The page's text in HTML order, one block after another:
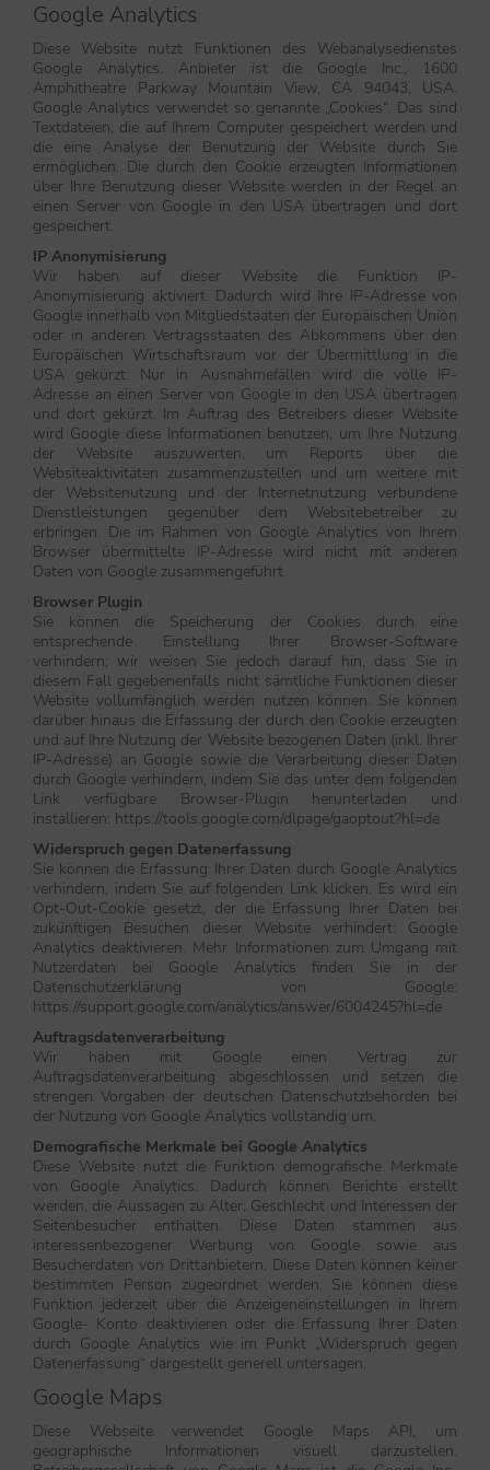
Google Analytics
Diese Website nutzt Funktionen des Webanalysedienstes
Google Analytics. Anbieter ist die Google Inc., 1600
Amphitheatre Parkway Mountain View, CA 94043, USA.
Google Analytics verwendet so genannte „Cookies“. Das sind
Textdateien, die auf Ihrem Computer gespeichert werden und
die eine Analyse der Benutzung der Website durch Sie
ermöglichen. Die durch den Cookie erzeugten Informationen
über Ihre Benutzung dieser Website werden in der Regel an
einen Server von Google in den USA übertragen und dort
gespeichert.
IP Anonymisierung
Wir haben auf dieser Website die Funktion IP-
Anonymisierung aktiviert. Dadurch wird Ihre IP-Adresse von
Google innerhalb von Mitgliedstaaten der Europäischen Union
oder in anderen Vertragsstaaten des Abkommens über den
Europäischen Wirtschaftsraum vor der Übermittlung in die
USA gekürzt. Nur in Ausnahmefällen wird die volle IP-
Adresse an einen Server von Google in den USA übertragen
und dort gekürzt. Im Auftrag des Betreibers dieser Website
wird Google diese Informationen benutzen, um Ihre Nutzung
der Website auszuwerten, um Reports über die
Websiteaktivitäten zusammenzustellen und um weitere mit
der Websitenutzung und der Internetnutzung verbundene
Dienstleistungen gegenüber dem Websitebetreiber zu
erbringen. Die im Rahmen von Google Analytics von Ihrem
Browser übermittelte IP-Adresse wird nicht mit anderen
Daten von Google zusammengeführt.
Browser Plugin
Sie können die Speicherung der Cookies durch eine
entsprechende Einstellung Ihrer Browser-Software
verhindern; wir weisen Sie jedoch darauf hin, dass Sie in
diesem Fall gegebenenfalls nicht sämtliche Funktionen dieser
Website vollumfänglich werden nutzen können. Sie können
darüber hinaus die Erfassung der durch den Cookie erzeugten
und auf Ihre Nutzung der Website bezogenen Daten (inkl. Ihrer
IP-Adresse) an Google sowie die Verarbeitung dieser Daten
durch Google verhindern, indem Sie das unter dem folgenden
Link verfügbare Browser-Plugin herunterladen und
installieren: https://tools.google.com/dlpage/gaoptout?hl=de
Widerspruch gegen Datenerfassung
Sie können die Erfassung Ihrer Daten durch Google Analytics
verhindern, indem Sie auf folgenden Link klicken. Es wird ein
Opt-Out-Cookie gesetzt, der die Erfassung Ihrer Daten bei
zukünftigen Besuchen dieser Website verhindert: Google
Analytics deaktivieren. Mehr Informationen zum Umgang mit
Nutzerdaten bei Google Analytics finden Sie in der
Datenschutzerklärung von Google:
https://support.google.com/analytics/answer/6004245?hl=de
Auftragsdatenverarbeitung
Wir haben mit Google einen Vertrag zur
Auftragsdatenverarbeitung abgeschlossen und setzen die
strengen Vorgaben der deutschen Datenschutzbehörden bei
der Nutzung von Google Analytics vollständig um.
Demografische Merkmale bei Google Analytics
Diese Website nutzt die Funktion demografische Merkmale
von Google Analytics. Dadurch können Berichte erstellt
werden, die Aussagen zu Alter, Geschlecht und Interessen der
Seitenbesucher enthalten. Diese Daten stammen aus
interessenbezogener Werbung von Google sowie aus
Besucherdaten von Drittanbietern. Diese Daten können keiner
bestimmten Person zugeordnet werden. Sie können diese
Funktion jederzeit über die Anzeigeneinstellungen in Ihrem
Google- Konto deaktivieren oder die Erfassung Ihrer Daten
durch Google Analytics wie im Punkt „Widerspruch gegen
Datenerfassung“ dargestellt generell untersagen.
Google Maps
Diese Webseite verwendet Google Maps API, um
geographische Informationen visuell darzustellen.